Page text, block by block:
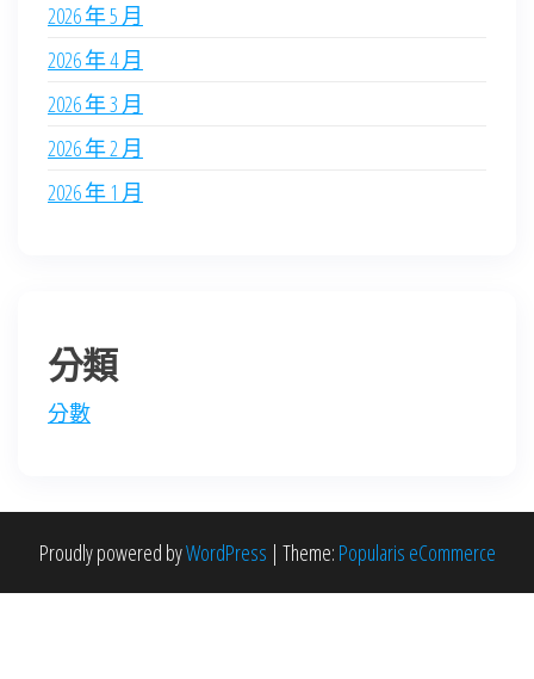
2026 年 5 月
2026 年 4 月
2026 年 3 月
2026 年 2 月
2026 年 1 月
分類
分數
Proudly powered byWordPress | Theme: Popularis eCommerce